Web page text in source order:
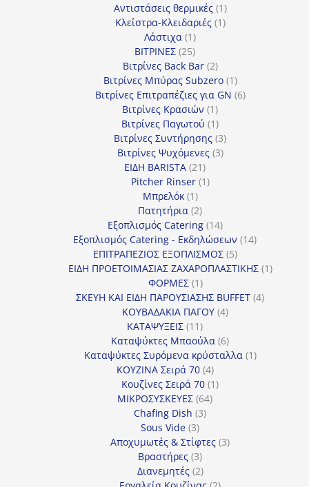
προϊόντα
Αντιστάσεις θερμικές 11
προϊόν
Κλείστρα-Κλειδαριές 11
Λάστιχα 11
προϊόν
ΒΙΤΡΙΝΕΣ 2525
προϊόντα
Βιτρίνες Back Bar 22
προϊόντα
Βιτρίνες Mπύρας Subzero 11
προϊόν
Βιτρίνες Επιτραπέζιες για GN 66
Βιτρίνες Κρασιών 11
προϊόν
Βιτρίνες Παγωτού 11
προϊόν
Βιτρίνες Συντήρησης 33
προϊόντα
Βιτρίνες Ψυχόμενες 33
ΕΙΔΗ BARISTA 2121
προϊόντα
Pitcher Rinser 11
Μπρελόκ 11
προϊόν
Πατητήρια 22
προϊόντα
Εξοπλισμός Catering 1414
προϊόντα
Εξοπλισμός Catering - Εκδηλώσεων 1414
ΕΠΙΤΡΑΠΕΖΙΟΣ ΕΞΟΠΛΙΣΜΟΣ 55
προϊόντα
ΕΙΔΗ ΠΡΟΕΤΟΙΜΑΣΙΑΣ ΖΑΧΑΡΟΠΛΑΣΤΙΚΗΣ 11
ΦΟΡΜΕΣ 11
προϊόν
ΣΚΕΥΗ ΚΑΙ ΕΙΔΗ ΠΑΡΟΥΣΙΑΣΗΣ BUFFET 44
ΚΟΥΒΑΔΑΚΙΑ ΠΑΓΟΥ 44
ΚΑΤΑΨΥΞΕΙΣ 1111
προϊόντα
Καταψύκτες Μπαούλα 66
προϊόντα
Καταψύκτες Συρόμενα κρύσταλλα 11
ΚΟΥΖΙΝΑ Σειρά 70 44
προϊόντα
Κουζίνες Σειρά 70 11
ΜΙΚΡΟΣΥΣΚΕΥΕΣ 6464
Chafing Dish 33
Sous Vide 33
προϊόντα
Αποχυμωτές & Στίφτες 33
Βραστήρες 33
προϊόντα
Διανεμητές 22